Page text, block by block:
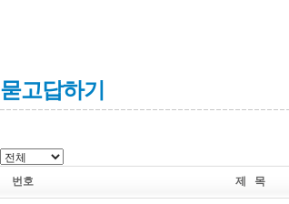
묻고답하기
번호
제 목